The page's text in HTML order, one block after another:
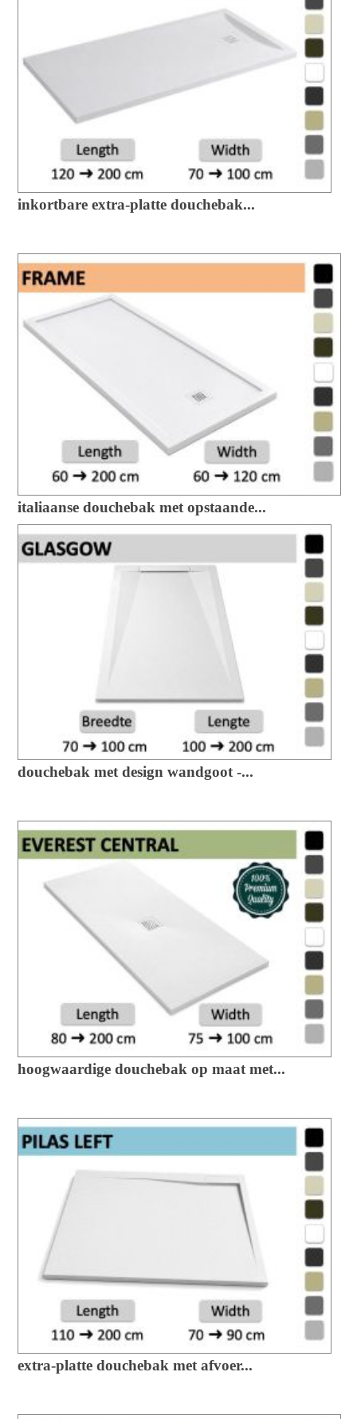
inkortbare extra-platte douchebak...
italiaanse douchebak met opstaande...
douchebak met design wandgoot -...
hoogwaardige douchebak op maat met...
extra-platte douchebak met afvoer...